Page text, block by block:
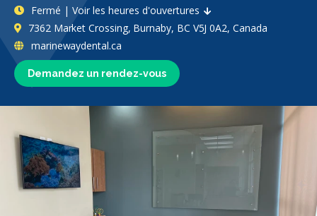
Demandez un rendez-vous
Fermé | Voir les heures d'ouvertures
7362 Market Crossing, Burnaby, BC V5J 0A2, Canada
marinewaydental.ca